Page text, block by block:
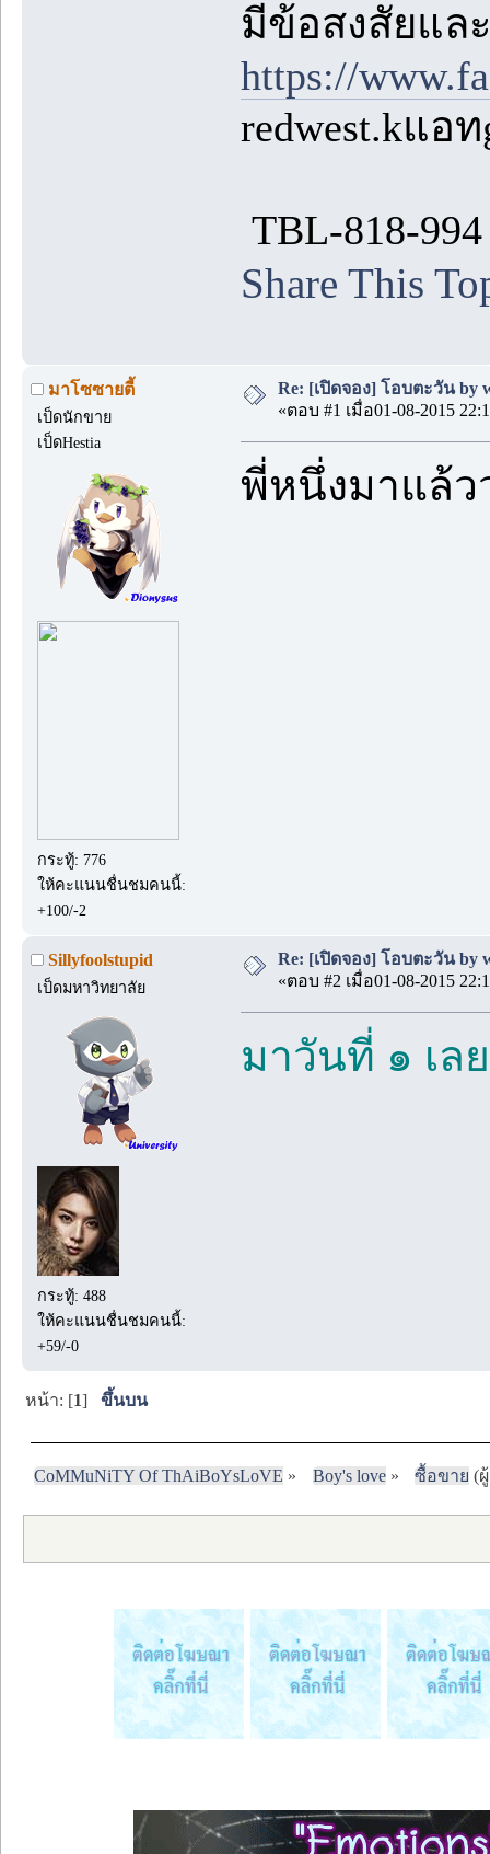
มีข้อสงสัยแล
https://
redwest.kแอ
TBL-818-994
Share This
มาโซซายตี้
เป็ดนักขาย
เป็ดHestia
กระทู้: 776
ให้คะแนนชื่นชมคนนี้:
+100/-2
Re: [เปิดจอง] โอบตะวัน by
«ตอบ #1 เมื่อ01-08-2015
พี่หนึ่งมาแล้ว
Sillyfoolstupid
เป็ดมหาวิทยาลัย
กระทู้: 488
ให้คะแนนชื่นชมคนนี้:
+59/-0
Re: [เปิดจอง] โอบตะวัน by
«ตอบ #2 เมื่อ01-08-2015
มาวันที่ ๑ เล
หน้า: [1]ขึ้นบน
CoMMuNiTY Of ThAiBoYsLoVE » Boy's love» ซื้อขาย (